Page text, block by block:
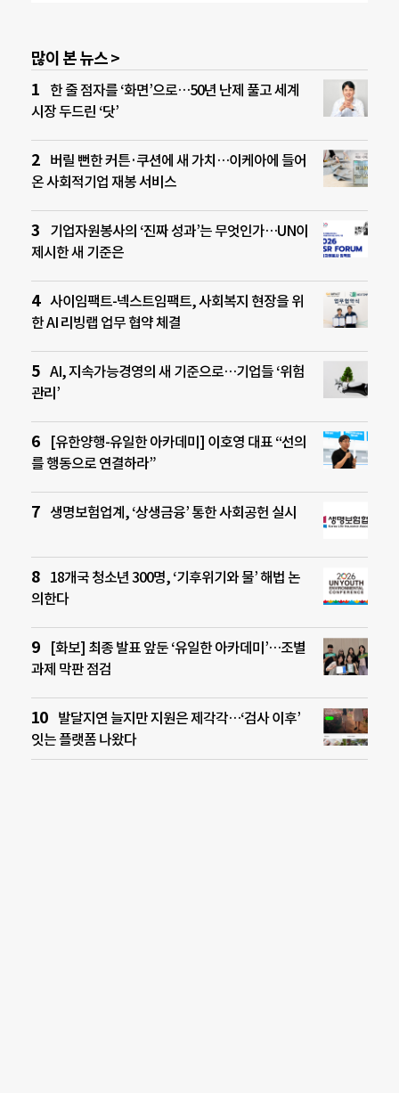
많이 본 뉴스 >
한 줄 점자를 ‘화면’으로…50년 난제 풀고 세계
시장 두드린 ‘닷’
버릴 뻔한 커튼·쿠션에 새 가치…이케아에 들어
온 사회적기업 재봉 서비스
기업자원봉사의 ‘진짜 성과’는 무엇인가…UN이
제시한 새 기준은
사이임팩트-넥스트임팩트, 사회복지 현장을 위
한 AI 리빙랩 업무 협약 체결
AI, 지속가능경영의 새 기준으로…기업들 ‘위험
관리’
[유한양행-유일한 아카데미] 이호영 대표 “선의
를 행동으로 연결하라”
생명보험업계, ‘상생금융’ 통한 사회공헌 실시
18개국 청소년 300명, ‘기후위기와 물’ 해법 논
의한다
[화보] 최종 발표 앞둔 ‘유일한 아카데미’…조별
과제 막판 점검
발달지연 늘지만 지원은 제각각…‘검사 이후’
잇는 플랫폼 나왔다